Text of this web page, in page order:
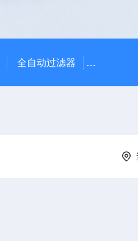
全自动过滤器 全自动自